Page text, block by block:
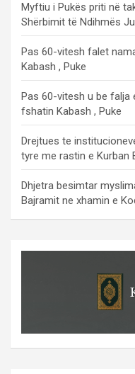
Myftiu i Pukës priti në
Shërbimit të Ndihmës
Pas 60-vitesh falet
Kabash , Puke
Pas 60-vitesh u be falja
fshatin Kabash , Puke
Drejtues te
tyre me rastin e Kurban
Dhjetra besimtar
Bajramit ne xhamin e